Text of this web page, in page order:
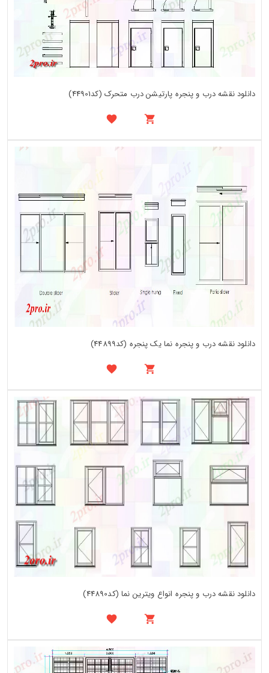
دانلود نقشه درب و پنجره پارتیشن درب متحرک (کد44901)
دانلود نقشه درب و پنجره نما یک پنجره (کد44899)
دانلود نقشه درب و پنجره انواع ویترین نما (کد44890)